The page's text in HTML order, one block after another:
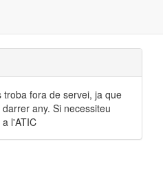
fora de servei, ja que
any. Si necessiteu
l'ATIC